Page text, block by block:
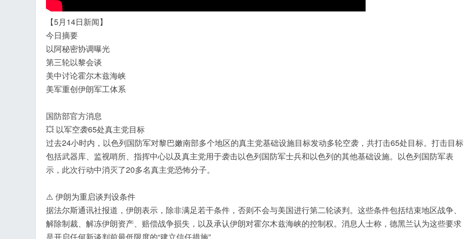
【5月14日新闻】
今日摘要
以阿秘密协调曝光
第三轮以黎会谈
美中讨论霍尔木兹海峡
美军重创伊朗军工体系
国防部官方消息
💥 以军空袭65处真主党目标
过去24小时内，以色列国防军对黎巴嫩南部多个地区的真主党基础设施目标发动多轮空袭，共打击65处目标。打击目标
包括武器库、监视哨所、指挥中心以及真主党用于袭击以色列国防军士兵和以色列的其他基础设施。以色列国防军表
示，此次行动中消灭了20多名真主党恐怖分子。
⚠️ 伊朗为重启谈判设条件
据法尔斯通讯社报道，伊朗表示，除非满足若干条件，否则不会与美国进行第二轮谈判。这些条件包括结束地区战争、
解除制裁、解冻伊朗资产、赔偿战争损失，以及承认伊朗对霍尔木兹海峡的控制权。消息人士称，德黑兰认为这些要求